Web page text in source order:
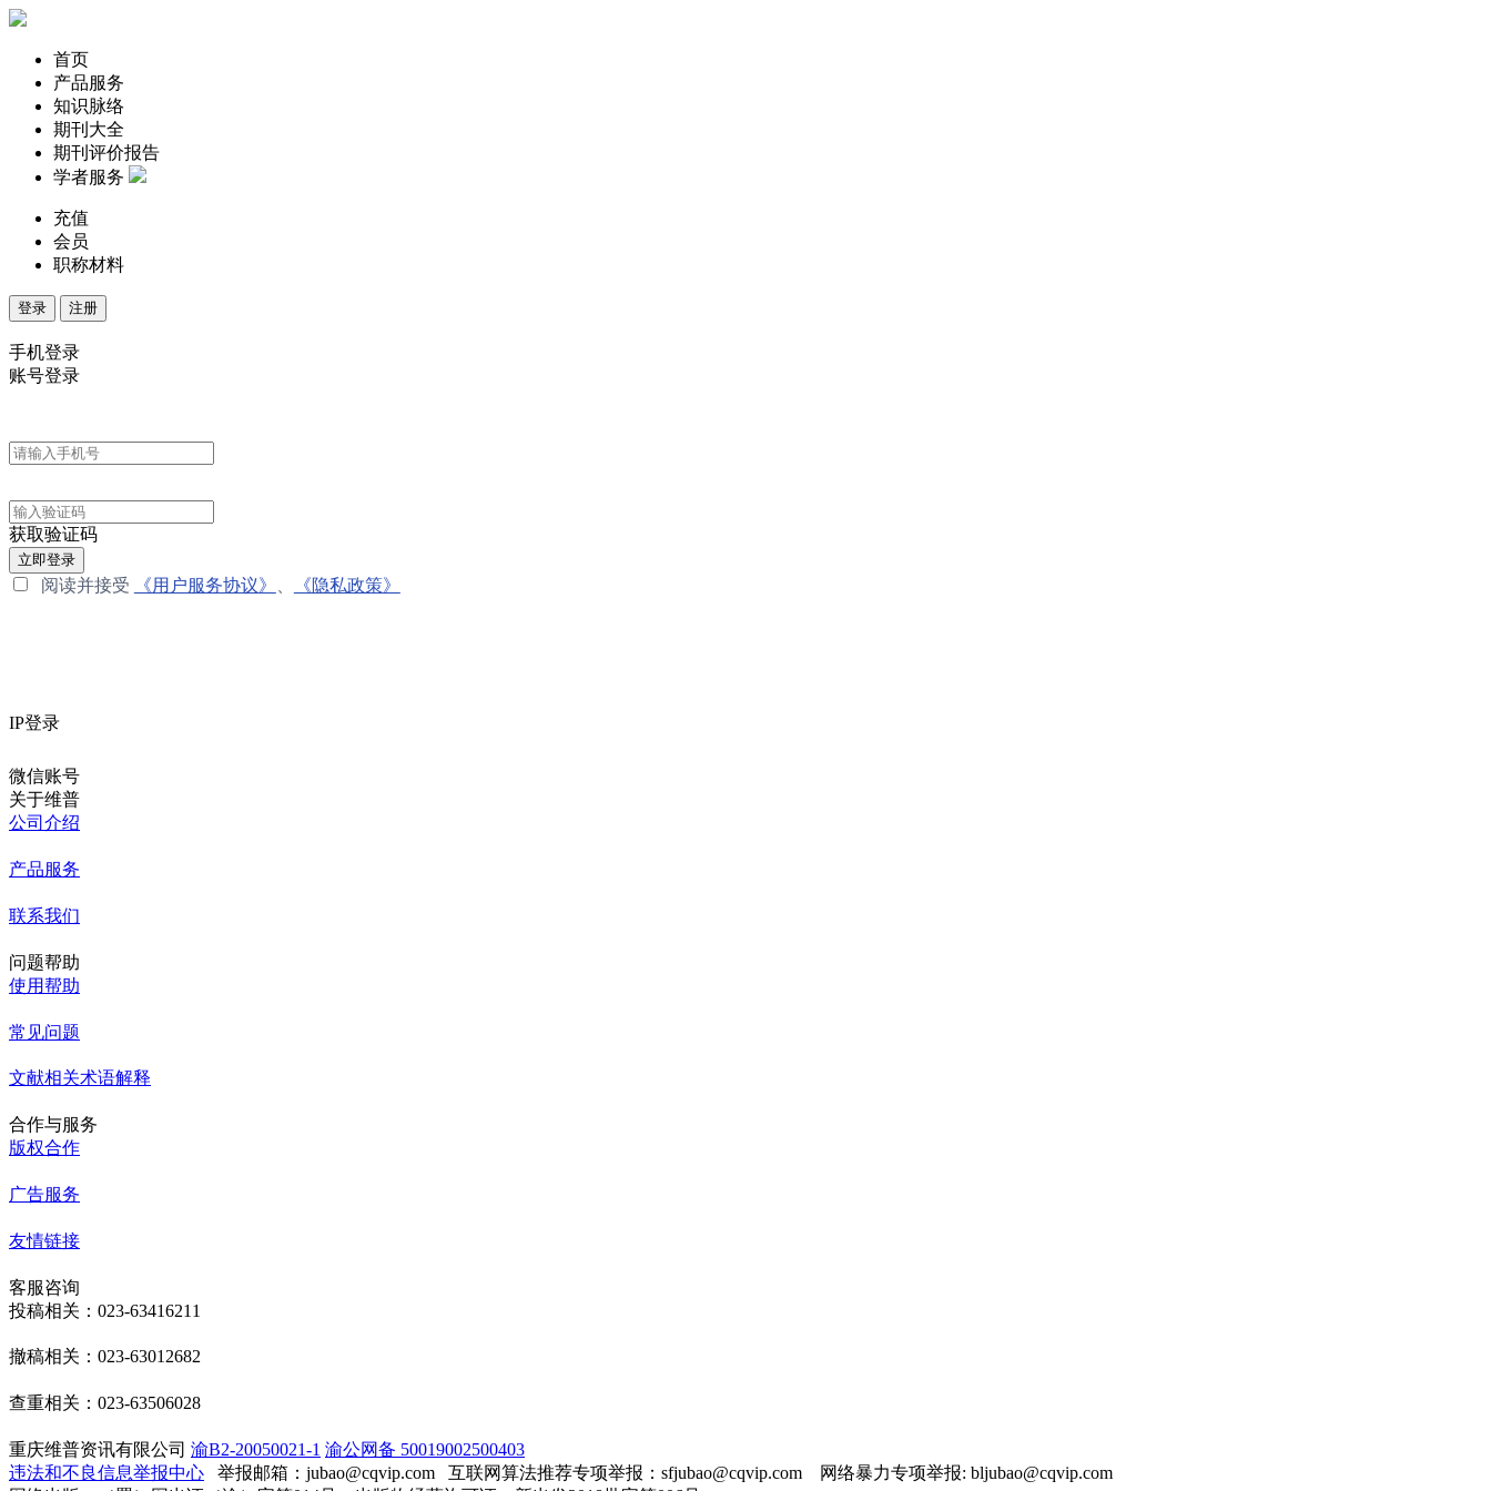
首页
产品服务
知识脉络
期刊大全
期刊评价报告
学者服务
充值
会员
职称材料
登录 注册
手机登录
账号登录
获取验证码
立即登录
阅读并接受 《用户服务协议》 《隐私政策》
IP登录
微信账号
关于维普
公司介绍
产品服务
联系我们
问题帮助
使用帮助
常见问题
文献相关术语解释
合作与服务
版权合作
广告服务
友情链接
客服咨询
投稿相关：023-63416211
撤稿相关：023-63012682
查重相关：023-63506028
重庆维普资讯有限公司 渝B2-20050021-1 渝公网备 50019002500403
违法和不良信息举报中心 举报邮箱：jubao@cqvip.com 互联网算法推荐专项举报：sfjubao@cqvip.com 网络暴力专项举报: bljubao@cqvip.com